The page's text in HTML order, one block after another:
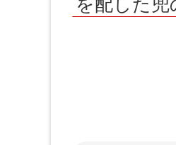
を配した